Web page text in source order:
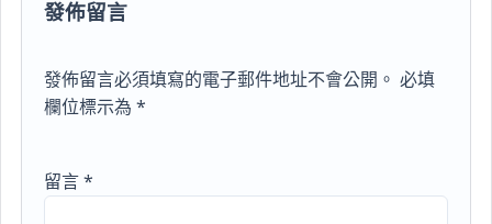
發佈留言
發佈留言必須填寫的電子郵件地址不會公開。 必填
欄位標示為*
留言*